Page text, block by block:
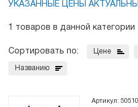
УКАЗАННЫЕ ЦЕНЫ АКТУАЛЬНЫ
1 товаров в данной категории
Сортировать по: Цене
Названию
Артикул: